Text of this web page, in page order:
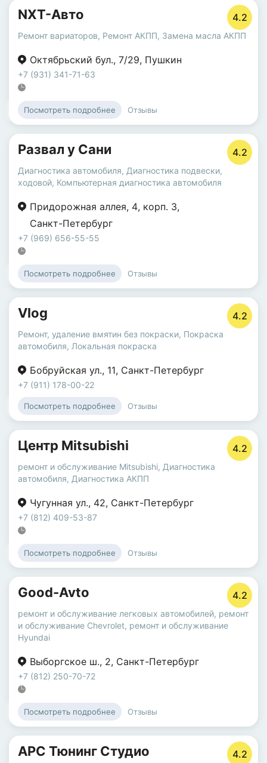
NXT-Авто 4.2
Ремонт вариаторов, Ремонт АКПП, Замена масла АКПП
Октябрьский бул., 7/29, Пушкин
+7 (931) 341-71-63
Посмотреть подробнее Отзывы
Развал у Сани 4.2
Диагностика автомобиля, Диагностика подвески,
ходовой, Компьютерная диагностика автомобиля
Придорожная аллея, 4, корп. 3,
Санкт-Петербург
+7 (969) 656-55-55
Посмотреть подробнее Отзывы
Vlog 4.2
Ремонт, удаление вмятин без покраски, Покраска
автомобиля, Локальная покраска
Бобруйская ул., 11, Санкт-Петербург
+7 (911) 178-00-22
Посмотреть подробнее Отзывы
Центр Mitsubishi 4.2
ремонт и обслуживание Mitsubishi, Диагностика
автомобиля, Диагностика АКПП
Чугунная ул., 42, Санкт-Петербург
+7 (812) 409-53-87
Посмотреть подробнее Отзывы
Good-Avto 4.2
ремонт и обслуживание легковых автомобилей, ремонт
и обслуживание Chevrolet, ремонт и обслуживание
Hyundai
Выборгское ш., 2, Санкт-Петербург
+7 (812) 250-70-72
Посмотреть подробнее Отзывы
АРС Тюнинг Студио 4.2